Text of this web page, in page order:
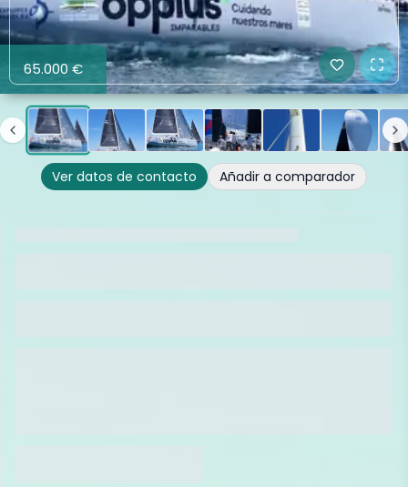
65.000 €
Ver datos de contacto Añadir a comparador